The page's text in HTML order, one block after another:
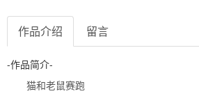
作品介绍 留言
-作品简介-
猫和老鼠赛跑